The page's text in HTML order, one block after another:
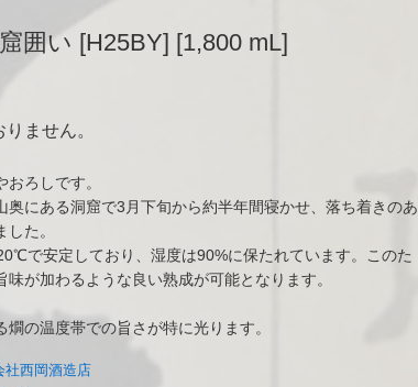
囲い [H25BY] [1,800 mL]
ません。
ろしです。
奥にある洞窟で3月下旬から約半年間寝かせ、落ち着きのあ
た。
で安定しており、湿度は90%に保たれています。このた
が加わるような良い熟成が可能となります。
の温度帯での旨さが特に光ります。
社西岡酒造店